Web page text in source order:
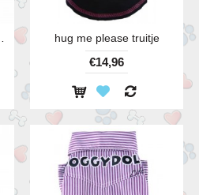
hug me please truitje
€14,96